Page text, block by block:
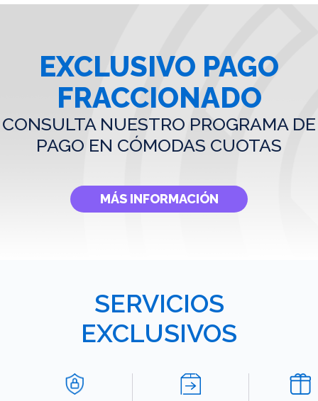
EXCLUSIVO PAGO
FRACCIONADO
CONSULTA NUESTRO PROGRAMA DE
PAGO EN CÓMODAS CUOTAS
MÁS INFORMACIÓN
SERVICIOS
EXCLUSIVOS